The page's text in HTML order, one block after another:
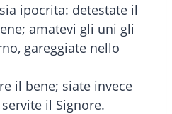
ipocrita: detestate il
amatevi gli uni gli
gareggiate nello
il bene; siate invece
il Signore.